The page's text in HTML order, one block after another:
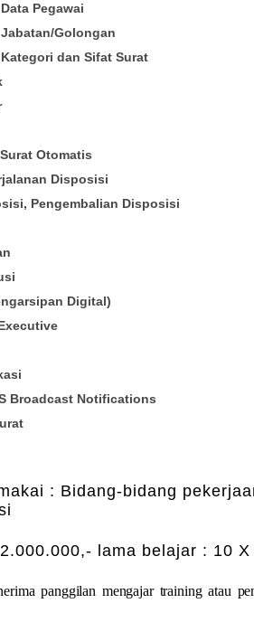
Pegawai
Golongan
dan Sifat Surat
Otomatis
Disposisi
Pengembalian Disposisi
Digital)
Broadcast Notifications
: Bidang-bidang
lama belajar : 10 X
panggilan mengajar training atau